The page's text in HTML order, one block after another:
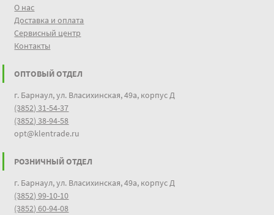
О нас
Доставка и оплата
Сервисный центр
Контакты
ОПТОВЫЙ ОТДЕЛ
г. Барнаул, ул. Власихинская, 49а, корпус Д
(3852) 31-54-37
(3852) 38-94-58
opt@klentrade.ru
РОЗНИЧНЫЙ ОТДЕЛ
г. Барнаул, ул. Власихинская, 49а, корпус Д
(3852) 99-10-10
(3852) 60-94-08